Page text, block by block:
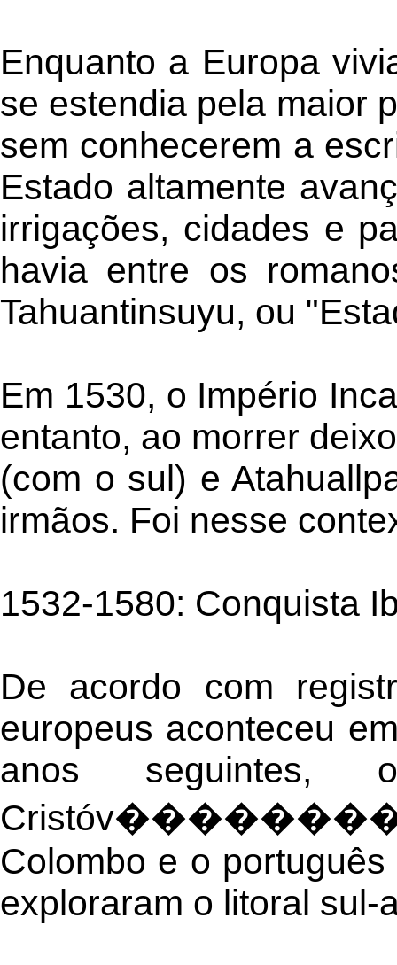
Enquanto a Europa
se estendia pela maior
sem conhecerem a
Estado altamente
irrigações, cidades e
havia entre os
Tahuantinsuyu, ou
Em 1530, o Império
entanto, ao morrer
(com o sul) e
irmãos. Foi nesse
1532-1580: Conquista
De acordo com
europeus aconteceu
anos seguintes,
Colombo e o
exploraram o litoral sul-